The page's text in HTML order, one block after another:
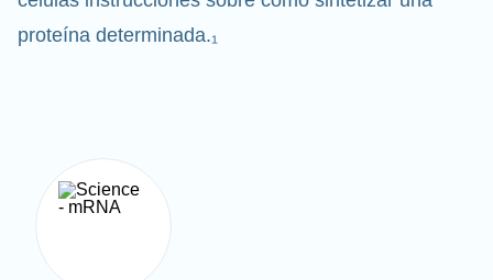
células instrucciones sobre cómo sintetizar una
proteína determinada.₁